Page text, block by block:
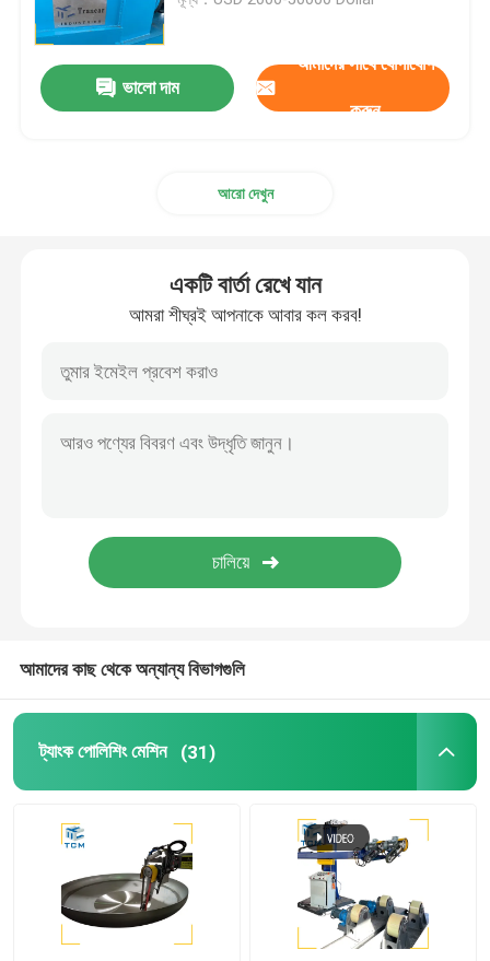
স্বয়ংক্রিয় পাইপ পোলিশিং মেশিন
ওয়েল্ডিং পোলিশিং মেশিন
পলিশিং ভোগ্যপণ্য
ওয়েল্ডিং মেশিন
ভালো দাম
আমাদের সাথে যোগাযোগ
করুন
আরো দেখুন
একটি বার্তা রেখে যান
আমরা শীঘ্রই আপনাকে আবার কল করব!
আমাদের কাছ থেকে অন্যান্য বিভাগগুলি
ট্যাংক পোলিশিং মেশিন (31)